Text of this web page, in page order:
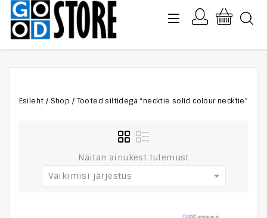
Esileht / Shop / Tooted siltidega “necktie solid colour necktie”
Näitan ainukest tulemust
Vaikimisi järjestus